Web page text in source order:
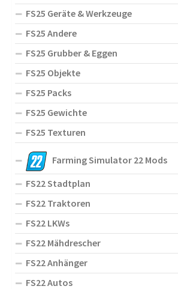
FS25 Geräte & Werkzeuge
FS25 Andere
FS25 Grubber & Eggen
FS25 Objekte
FS25 Packs
FS25 Gewichte
FS25 Texturen
Farming Simulator 22 Mods
FS22 Stadtplan
FS22 Traktoren
FS22 LKWs
FS22 Mähdrescher
FS22 Anhänger
FS22 Autos